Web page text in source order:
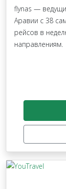
flynas —
Аравии с 38
рейсов в
направлениям.